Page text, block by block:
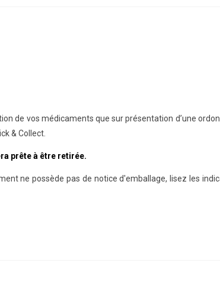
de vos médicaments que sur présentation d’une
& Collect.
prête à être retirée.
ne possède pas de notice d'emballage, lisez les